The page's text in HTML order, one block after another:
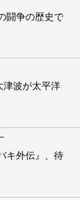
闘争の歴史で
津波が太平洋
キ外伝』、待